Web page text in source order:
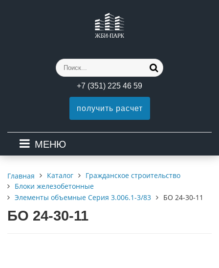
+7 (351) 225 46 59
получить расчет
МЕНЮ
Главная Каталог
Гражданское строительство
Блоки железобетонные
Элементы объемные Серия 3.006.1-3/83
БО 24-30-11
БО 24-30-11